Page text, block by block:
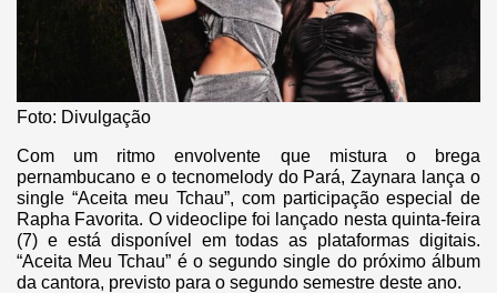
Foto: Divulgação
Com um ritmo envolvente que mistura o brega
pernambucano e o tecnomelody do Pará, Zaynara lança o
single “Aceita meu Tchau”, com participação especial de
Rapha Favorita. O videoclipe foi lançado nesta quinta-feira
(7) e está disponível em todas as plataformas digitais.
“Aceita Meu Tchau” é o segundo single do próximo álbum
da cantora, previsto para o segundo semestre deste ano.